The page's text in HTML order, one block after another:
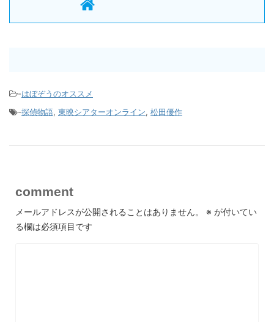
-はぼぞうのオススメ
-探偵物語, 東映シアターオンライン, 松田優作
comment
メールアドレスが公開されることはありません。 ※ が付いてい
る欄は必須項目です